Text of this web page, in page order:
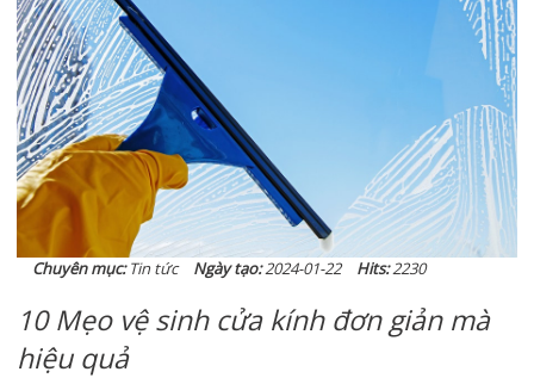
Chuyên mục:Tin tức Ngày tạo:2024-01-22 Hits:2230
10 Mẹo vệ sinh cửa kính đơn giản mà
hiệu quả